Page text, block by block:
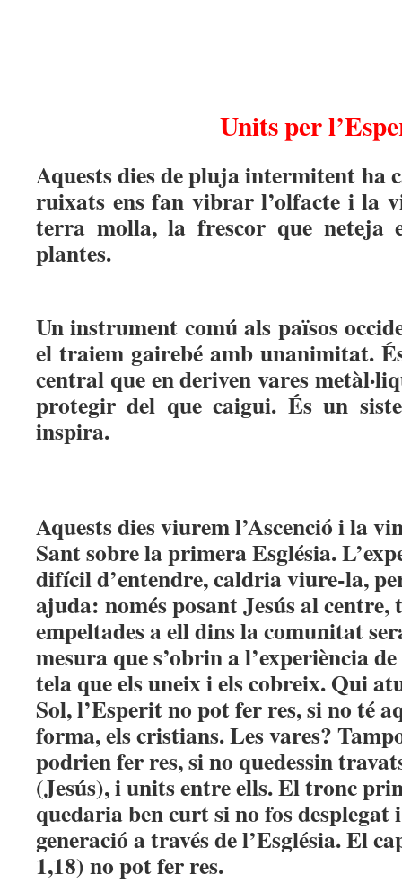
Units per
Aquests dies de pluja intermitent ha
ruixats ens fan vibrar l’olfacte i la
terra molla, la frescor que neteja
plantes.
Un instrument comú als països
el traiem gairebé amb unanimitat.
central que en deriven vares
protegir del que caigui. És un
inspira.
Aquests dies viurem l’Ascenció i la
Sant sobre la primera Església.
difícil d’entendre, caldria viure-la,
ajuda: només posant Jesús al centre,
empeltades a ell dins la comunitat
mesura que s’obrin a l’experiència
tela que els uneix i els cobreix. Qui
Sol, l’Esperit no pot fer res, si no té
forma, els cristians. Les vares?
podrien fer res, si no quedessin
(Jesús), i units entre ells. El tronc
quedaria ben curt si no fos desplegat
generació a través de l’Església. El
1,18) no pot fer res.